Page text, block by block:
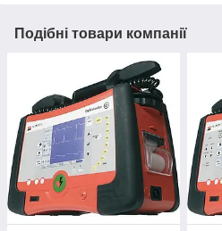
Подібні товари компанії